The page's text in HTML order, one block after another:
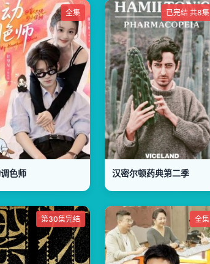
全集
色师
已完结 共8集
汉密尔顿药典第二季
第30集完结 全集